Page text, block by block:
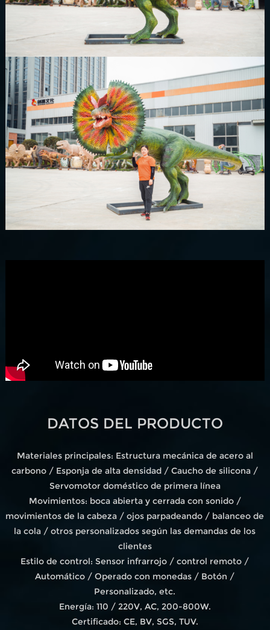
DATOS DEL PRODUCTO
Materiales principales: Estructura mecánica de acero al
carbono / Esponja de alta densidad / Caucho de silicona /
Servomotor doméstico de primera línea
Movimientos: boca abierta y cerrada con sonido /
movimientos de la cabeza / ojos parpadeando / balanceo de
la cola / otros personalizados según las demandas de los
clientes
Estilo de control: Sensor infrarrojo / control remoto /
Automático / Operado con monedas / Botón /
Personalizado, etc.
Energía: 110 / 220V, AC, 200-800W.
Certificado: CE, BV, SGS, TUV.